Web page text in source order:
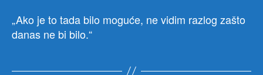
„Ako je to tada bilo moguće, ne vidim razlog zašto
danas ne bi bilo.“